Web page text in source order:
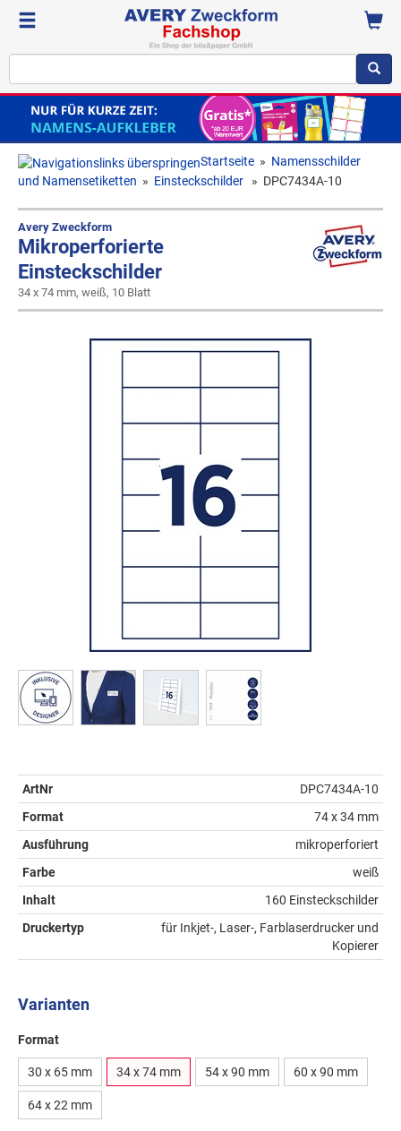
Startseite » Namensschilder
und Namensetiketten » Einsteckschilder » DPC7434A-10
Avery Zweckform
Mikroperforierte
Einsteckschilder
34 x 74 mm, weiß, 10 Blatt
ArtNr
DPC7434A-10
Format
74 x 34 mm
Ausführung
mikroperforiert
Farbe
weiß
Inhalt
160 Einsteckschilder
Druckertyp
für Inkjet-, Laser-, Farblaserdrucker und
Kopierer
Varianten
Format
30 x 65 mm 34 x 74 mm 54 x 90 mm 60 x 90 mm
64 x 22 mm